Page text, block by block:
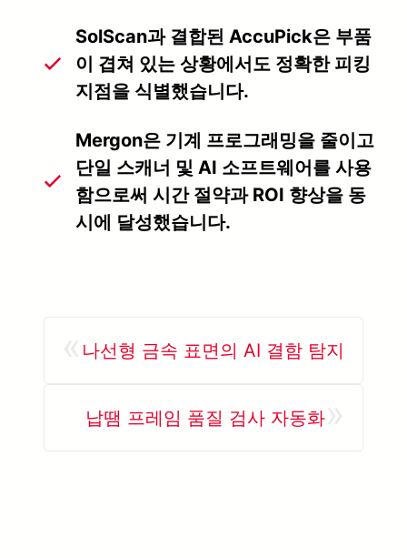
SolScan과 결합된 AccuPick은 부품
이 겹쳐 있는 상황에서도 정확한 피킹
지점을 식별했습니다.
Mergon은 기계 프로그래밍을 줄이고
단일 스캐너 및 AI 소프트웨어를 사용
함으로써 시간 절약과 ROI 향상을 동
시에 달성했습니다.
나선형 금속 표면의 AI 결함 탐지
납땜 프레임 품질 검사 자동화